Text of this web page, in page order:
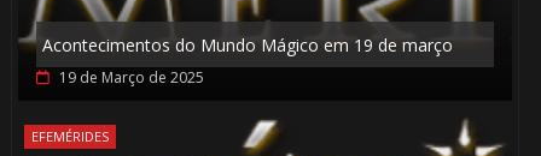
Acontecimentos do Mundo Mágico em 19 de março
19 de Março de 2025
EFEMÉRIDES